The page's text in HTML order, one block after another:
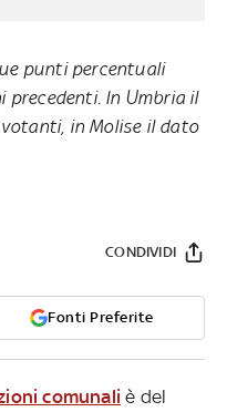
punti percentuali
precedenti. In Umbria il
in Molise il dato
Fonti Preferite
CONDIVIDI
comunali è del